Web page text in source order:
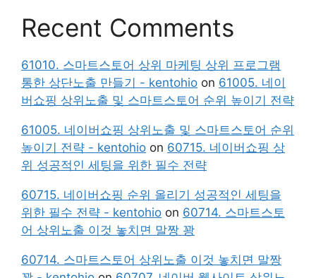
Recent Comments
61010. 스마트스토어 상위 마케팅 상위 프로그램
통한 상단노출 만들기 - kentohio on 61005. 네이
버쇼핑 상위노출 및 스마트스토어 순위 높이기 전략
61005. 네이버쇼핑 상위노출 및 스마트스토어 순위
높이기 전략 - kentohio on 60715. 네이버쇼핑 상
위 성공적인 세팅을 위한 필수 전략
60715. 네이버쇼핑 순위 올리기 성공적인 세팅을
위한 필수 전략 - kentohio on 60714. 스마트스토
어 상위노출 이것 놓치면 말짱 꽝
60714. 스마트스토어 상위노출 이것 놓치면 말짱